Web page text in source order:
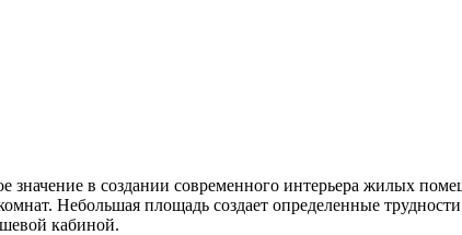
значение в создании современного интерьера жилых
Небольшая площадь создает определенные
кабиной.